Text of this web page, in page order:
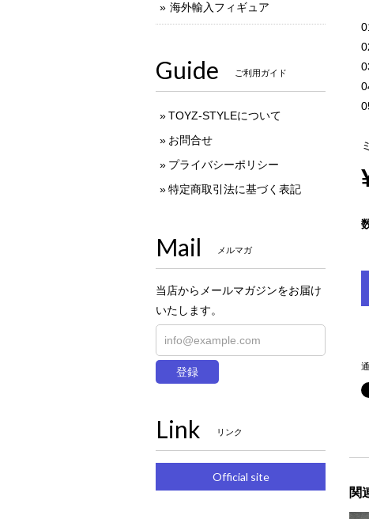
関
海外輸入フィギュア
Guide ご利用ガイド
TOYZ-STYLEについて
お問合せ
プライバシーポリシー
特定商取引法に基づく表記
Mail メルマガ
当店からメールマガジンをお届け
いたします。
登録
Link リンク
Official site